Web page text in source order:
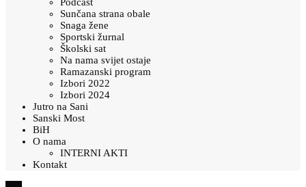
Podcast
Sunčana strana obale
Snaga žene
Sportski žurnal
Školski sat
Na nama svijet ostaje
Ramazanski program
Izbori 2022
Izbori 2024
Jutro na Sani
Sanski Most
BiH
O nama
INTERNI AKTI
Kontakt